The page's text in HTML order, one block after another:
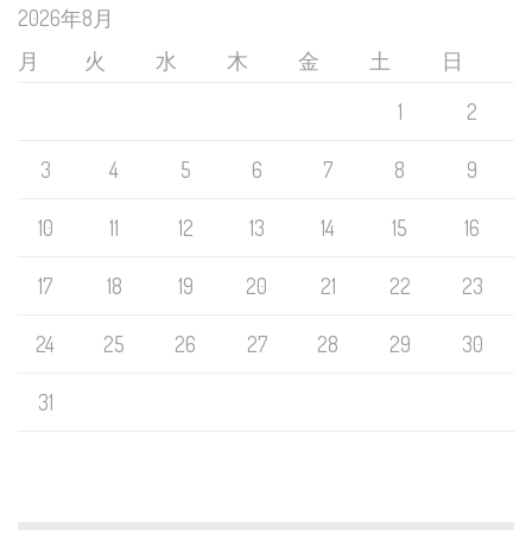
2026年8月
月
火 水 木 金 土
日
1
2
3 4 5 6 7 8 9
10 11 12 13 14 15 16
17 18 19 20 21 22 23
24 25 26 27 28 29 30
31